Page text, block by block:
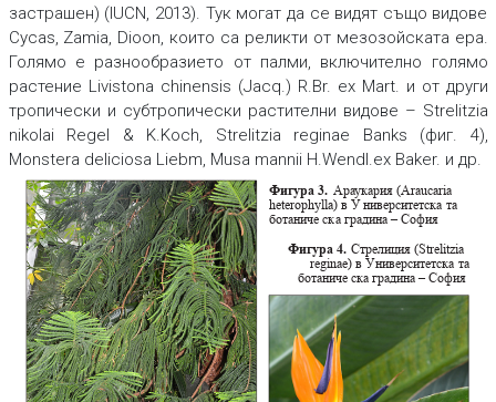
застрашен) (IUCN, 2013). Тук могат да се видят също видове
Cycas, Zamia, Dioon които са реликти от мезозойската ера.
Голямо е разнообразието от палми, включително голямо
растение Livistona chinensis (Jacq.) R.Br. ех Mart. и от други
тропически и субтропически растителни видове – Strelitzia
nikolai Regel & K.Koch, Strelitzia reginae Banks (фиг. 4),
Monstera deliciosa Liebm, Musa mannii H.Wendl.ех Baker. и др.
Фигура 3. Араукария (Araucaria
heterophylla) в Университетска та
ботаниче ска градина – София
Фигура 4. Стрелиция (Strelitzia
reginae) в Университетска та
ботаниче ска градина – София